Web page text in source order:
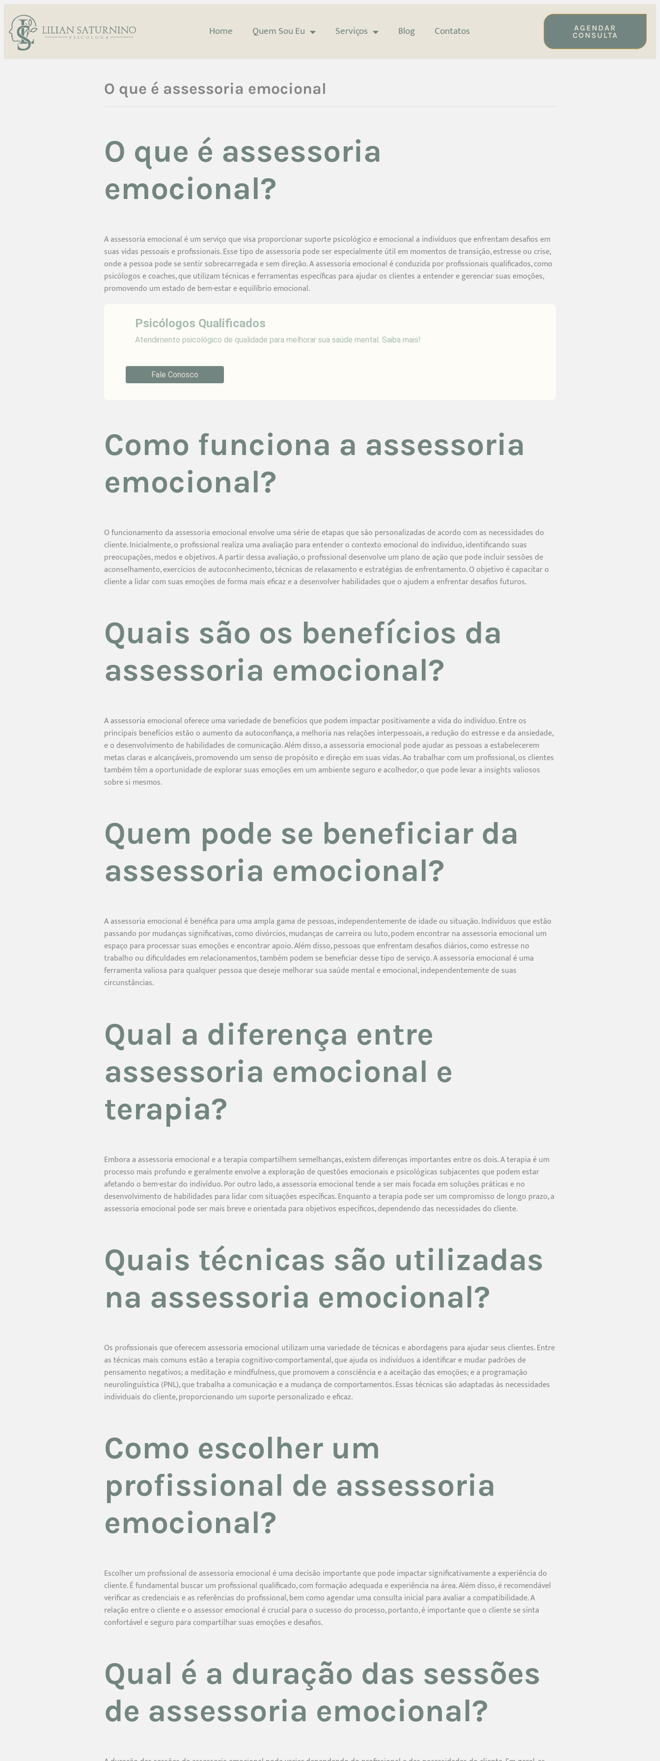
Home Quem Sou Eu Serviços Blog Contatos AGENDAR
CONSULTA
O que é assessoria emocional
O que é assessoria
emocional?
A assessoria emocional é um serviço que visa proporcionar suporte psicológico e emocional a indivíduos que enfrentam desafios em
suas vidas pessoais e profissionais. Esse tipo de assessoria pode ser especialmente útil em momentos de transição, estresse ou crise,
onde a pessoa pode se sentir sobrecarregada e sem direção. A assessoria emocional é conduzida por profissionais qualificados, como
psicólogos e coaches, que utilizam técnicas e ferramentas específicas para ajudar os clientes a entender e gerenciar suas emoções,
promovendo um estado de bem-estar e equilíbrio emocional.
Psicólogos Qualificados
Atendimento psicológico de qualidade para melhorar sua saúde mental. Saiba mais!
Fale Conosco
Como funciona a assessoria
emocional?
O funcionamento da assessoria emocional envolve uma série de etapas que são personalizadas de acordo com as necessidades do
cliente. Inicialmente, o profissional realiza uma avaliação para entender o contexto emocional do indivíduo, identificando suas
preocupações, medos e objetivos. A partir dessa avaliação, o profissional desenvolve um plano de ação que pode incluir sessões de
aconselhamento, exercícios de autoconhecimento, técnicas de relaxamento e estratégias de enfrentamento. O objetivo é capacitar o
cliente a lidar com suas emoções de forma mais eficaz e a desenvolver habilidades que o ajudem a enfrentar desafios futuros.
Quais são os benefícios da
assessoria emocional?
A assessoria emocional oferece uma variedade de benefícios que podem impactar positivamente a vida do indivíduo. Entre os
principais benefícios estão o aumento da autoconfiança, a melhoria nas relações interpessoais, a redução do estresse e da ansiedade,
e o desenvolvimento de habilidades de comunicação. Além disso, a assessoria emocional pode ajudar as pessoas a estabelecerem
metas claras e alcançáveis, promovendo um senso de propósito e direção em suas vidas. Ao trabalhar com um profissional, os clientes
também têm a oportunidade de explorar suas emoções em um ambiente seguro e acolhedor, o que pode levar a insights valiosos
sobre si mesmos.
Quem pode se beneficiar da
assessoria emocional?
A assessoria emocional é benéfica para uma ampla gama de pessoas, independentemente de idade ou situação. Indivíduos que estão
passando por mudanças significativas, como divórcios, mudanças de carreira ou luto, podem encontrar na assessoria emocional um
espaço para processar suas emoções e encontrar apoio. Além disso, pessoas que enfrentam desafios diários, como estresse no
trabalho ou dificuldades em relacionamentos, também podem se beneficiar desse tipo de serviço. A assessoria emocional é uma
ferramenta valiosa para qualquer pessoa que deseje melhorar sua saúde mental e emocional, independentemente de suas
circunstâncias.
Qual a diferença entre
assessoria emocional e
terapia?
Embora a assessoria emocional e a terapia compartilhem semelhanças, existem diferenças importantes entre os dois. A terapia é um
processo mais profundo e geralmente envolve a exploração de questões emocionais e psicológicas subjacentes que podem estar
afetando o bem-estar do indivíduo. Por outro lado, a assessoria emocional tende a ser mais focada em soluções práticas e no
desenvolvimento de habilidades para lidar com situações específicas. Enquanto a terapia pode ser um compromisso de longo prazo, a
assessoria emocional pode ser mais breve e orientada para objetivos específicos, dependendo das necessidades do cliente.
Quais técnicas são utilizadas
na assessoria emocional?
Os profissionais que oferecem assessoria emocional utilizam uma variedade de técnicas e abordagens para ajudar seus clientes. Entre
as técnicas mais comuns estão a terapia cognitivo-comportamental, que ajuda os indivíduos a identificar e mudar padrões de
pensamento negativos; a meditação e mindfulness, que promovem a consciência e a aceitação das emoções; e a programação
neurolinguística (PNL), que trabalha a comunicação e a mudança de comportamentos. Essas técnicas são adaptadas às necessidades
individuais do cliente, proporcionando um suporte personalizado e eficaz.
Como escolher um
profissional de assessoria
emocional?
Escolher um profissional de assessoria emocional é uma decisão importante que pode impactar significativamente a experiência do
cliente. É fundamental buscar um profissional qualificado, com formação adequada e experiência na área. Além disso, é recomendável
verificar as credenciais e as referências do profissional, bem como agendar uma consulta inicial para avaliar a compatibilidade. A
relação entre o cliente e o assessor emocional é crucial para o sucesso do processo, portanto, é importante que o cliente se sinta
confortável e seguro para compartilhar suas emoções e desafios.
Qual é a duração das sessões
de assessoria emocional?